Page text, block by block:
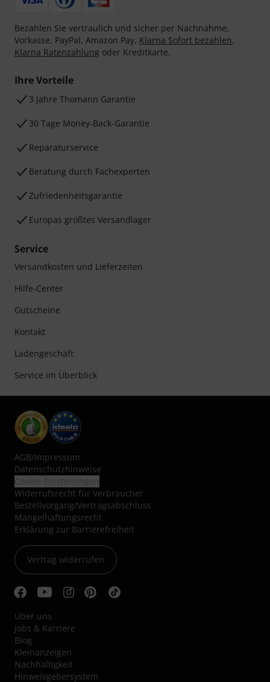
Bezahlen Sie vertraulich und sicher per Nachnahme,
Vorkasse, PayPal, Amazon Pay, Klarna Sofort bezahlen,
Klarna Ratenzahlung oder Kreditkarte.
Ihre Vorteile
3 Jahre Thomann Garantie
30 Tage Money-Back-Garantie
Reparaturservice
Beratung durch Fachexperten
Zufriedenheitsgarantie
Europas größtes Versandlager
Service
Versandkosten und Lieferzeiten
Hilfe-Center
Gutscheine
Kontakt
Ladengeschäft
Service im Überblick
AGB/Impressum
Datenschutzhinweise
Widerrufsrecht für Verbraucher
Bestellvorgang/Vertragsabschluss
Mängelhaftungsrecht
Erklärung zur Barrierefreiheit
Vertrag widerrufen
Über uns
Jobs & Karriere
Blog
Kleinanzeigen
Nachhaltigkeit
Hinweisgebersystem